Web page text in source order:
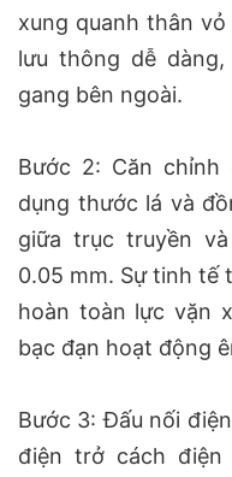
xung quanh thân
lưu thông dễ
gang bên ngoài.
Bước 2: Căn
dụng thước lá và
giữa trục truyền
0.05 mm. Sự tinh tế
hoàn toàn lực vặn
bạc đạn hoạt động
Bước 3: Đấu nối
điện trở cách điện